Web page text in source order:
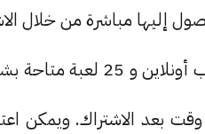
إليها مباشرة من خلال
لا تتوقف الخدمة على